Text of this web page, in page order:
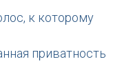
к которому
приватность